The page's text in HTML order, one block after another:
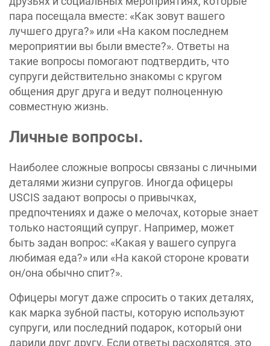
пара посещала вместе: «Как зовут вашего
лучшего друга?» или «На каком последнем
мероприятии вы были вместе?». Ответы на
такие вопросы помогают подтвердить, что
супруги действительно знакомы с кругом
общения друг друга и ведут полноценную
совместную жизнь.
Личные вопросы.
Наиболее сложные вопросы связаны с личными
деталями жизни супругов. Иногда офицеры
USCIS задают вопросы о привычках,
предпочтениях и даже о мелочах, которые знает
только настоящий супруг. Например, может
быть задан вопрос: «Какая у вашего супруга
любимая еда?» или «На какой стороне кровати
он/она обычно спит?».
Офицеры могут даже спросить о таких деталях,
как марка зубной пасты, которую используют
супруги, или последний подарок, который они
дарили друг другу. Если ответы расходятся, это